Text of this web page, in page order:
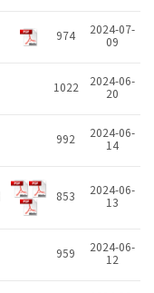
974
2024-07-
09
1022
2024-06-
20
992
2024-06-
14
853
2024-06-
13
959
2024-06-
12